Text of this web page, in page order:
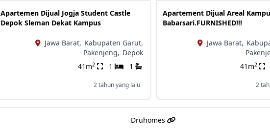
Apartemen Dijual Jogja Student Castle
Depok Sleman Dekat Kampus
Jawa Barat, Kabupaten Garut,
Pakenjeng, Depok
41m2 1 1
2 tahun yang lalu
Apartement Dijual Areal
Babarsari.FURNISHED!!!
Jawa Barat,
41m2
2
Druhomes